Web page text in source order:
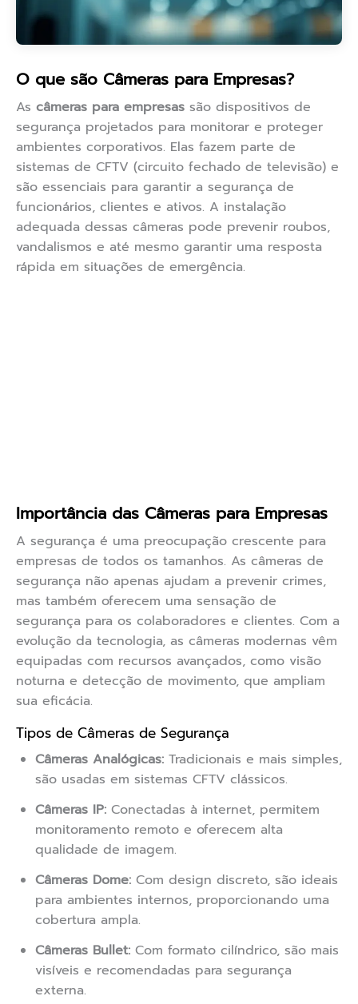
O que são Câmeras para Empresas?
As câmeras para empresas são dispositivos de
segurança projetados para monitorar e proteger
ambientes corporativos. Elas fazem parte de
sistemas de CFTV (circuito fechado de televisão) e
são essenciais para garantir a segurança de
funcionários, clientes e ativos. A instalação
adequada dessas câmeras pode prevenir roubos,
vandalismos e até mesmo garantir uma resposta
rápida em situações de emergência.
Importância das Câmeras para Empresas
A segurança é uma preocupação crescente para
empresas de todos os tamanhos. As câmeras de
segurança não apenas ajudam a prevenir crimes,
mas também oferecem uma sensação de
segurança para os colaboradores e clientes. Com a
evolução da tecnologia, as câmeras modernas vêm
equipadas com recursos avançados, como visão
noturna e detecção de movimento, que ampliam
sua eficácia.
Tipos de Câmeras de Segurança
Câmeras Analógicas: Tradicionais e mais simples,
são usadas em sistemas CFTV clássicos.
Câmeras IP: Conectadas à internet, permitem
monitoramento remoto e oferecem alta
qualidade de imagem.
Câmeras Dome: Com design discreto, são ideais
para ambientes internos, proporcionando uma
cobertura ampla.
Câmeras Bullet: Com formato cilíndrico, são mais
visíveis e recomendadas para segurança
externa.